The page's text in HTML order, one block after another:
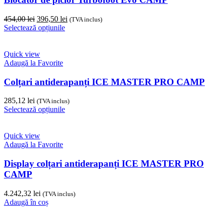
454,00lei Prețul
inițial
454,00 lei.
396,50 lei Prețul
(TVA inclus)
Selectează opțiunileAcest
Opțiunile
pot
fi
alese
în
Quick view
Adaugă la Favorite
Colțari antiderapanți ICE MASTER PRO CAMP
285,12 lei (TVA inclus)
Selectează opțiunileAcest
Opțiunile
pot
în
Quick view
Adaugă la Favorite
Display colțari antiderapanți ICE MASTER PRO
CAMP
4.242,32 lei (TVA inclus)
Adaugă în coș